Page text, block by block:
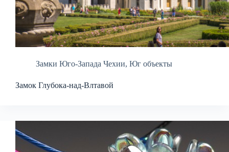
Замки Юго-Запада Чехии, Юг объекты
Замок Глубока-над-Влтавой